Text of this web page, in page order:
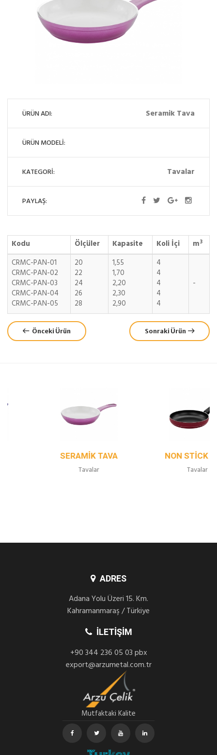
ÜRÜN ADI: Seramik Tava
ÜRÜN MODELİ:
KATEGORİ: Tavalar
PAYLAŞ:
Kodu Ölçüler Kapasite Koli İçi m3
CRMC-PAN-01
CRMC-PAN-02
CRMC-PAN-03
CRMC-PAN-04
CRMC-PAN-05
20
22
24
26
28
1,55
1,70
2,20
2,30
2,90
4
4
4
4
4
-
Önceki Ürün Sonraki Ürün
SERAMIK TAVA NON STICK TAVA
ADRES
Adana Yolu Üzeri 15. Km.
Kahramanmaraş / Türkiye
İLETIŞIM
+90 344 236 05 03 pbx
export@arzumetal.com.tr
Mutfaktaki Kalite